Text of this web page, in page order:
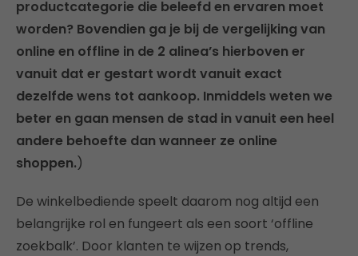
productcategorie die beleefd en ervaren moet
worden? Bovendien ga je bij de vergelijking van
online en offline in de 2 alinea’s hierboven er
vanuit dat er gestart wordt vanuit exact
dezelfde wens tot aankoop. Inmiddels weten we
beter en gaan mensen de stad in vanuit een heel
andere behoefte dan wanneer ze online
shoppen.)
De winkelbediende speelt daarom nog altijd een
belangrijke rol en fungeert als een soort ‘offline
zoekbalk’. Door klanten te wijzen op trends,